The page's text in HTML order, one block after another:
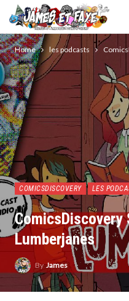
Home les podcasts
COMICSDISCOVERY LES
ComicsDiscovery
Lumberjanes
ByJames